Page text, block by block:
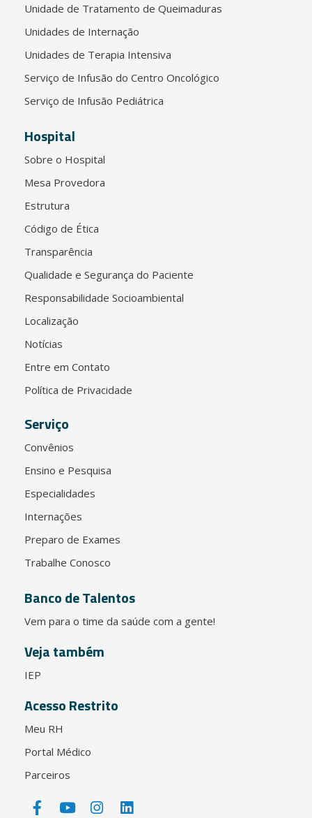
Unidade de Tratamento de Queimaduras
Unidades de Internação
Unidades de Terapia Intensiva
Serviço de Infusão do Centro Oncológico
Serviço de Infusão Pediátrica
Hospital
Sobre o Hospital
Mesa Provedora
Estrutura
Código de Ética
Transparência
Qualidade e Segurança do Paciente
Responsabilidade Socioambiental
Localização
Notícias
Entre em Contato
Política de Privacidade
Serviço
Convênios
Ensino e Pesquisa
Especialidades
Internações
Preparo de Exames
Trabalhe Conosco
Banco de Talentos
Vem para o time da saúde com a gente!
Veja também
IEP
Acesso Restrito
Meu RH
Portal Médico
Parceiros